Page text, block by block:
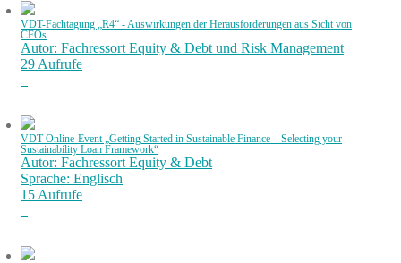
VDT-Fachtagung „R4“ - Auswirkungen der Herausforderungen aus Sicht von
CFOs
Autor: Fachressort Equity & Debt und Risk Management
29 Aufrufe
VDT Online-Event „Getting Started in Sustainable Finance – Selecting your
Sustainability Loan Framework“
Autor: Fachressort Equity & Debt
Sprache: Englisch
15 Aufrufe